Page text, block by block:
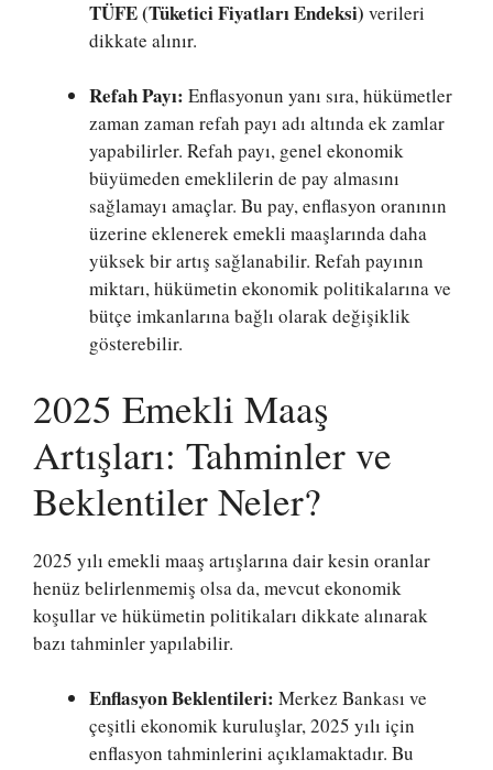
TÜFE (Tüketici Fiyatları Endeksi) verileri
dikkate alınır.
Refah Payı: Enflasyonun yanı sıra, hükümetler
zaman zaman refah payı adı altında ek zamlar
yapabilirler. Refah payı, genel ekonomik
büyümeden emeklilerin de pay almasını
sağlamayı amaçlar. Bu pay, enflasyon oranının
üzerine eklenerek emekli maaşlarında daha
yüksek bir artış sağlanabilir. Refah payının
miktarı, hükümetin ekonomik politikalarına ve
bütçe imkanlarına bağlı olarak değişiklik
gösterebilir.
2025 Emekli Maaş
Artışları: Tahminler ve
Beklentiler Neler?
2025 yılı emekli maaş artışlarına dair kesin oranlar
henüz belirlenmemiş olsa da, mevcut ekonomik
koşullar ve hükümetin politikaları dikkate alınarak
bazı tahminler yapılabilir.
Enflasyon Beklentileri: Merkez Bankası ve
çeşitli ekonomik kuruluşlar, 2025 yılı için
enflasyon tahminlerini açıklamaktadır. Bu